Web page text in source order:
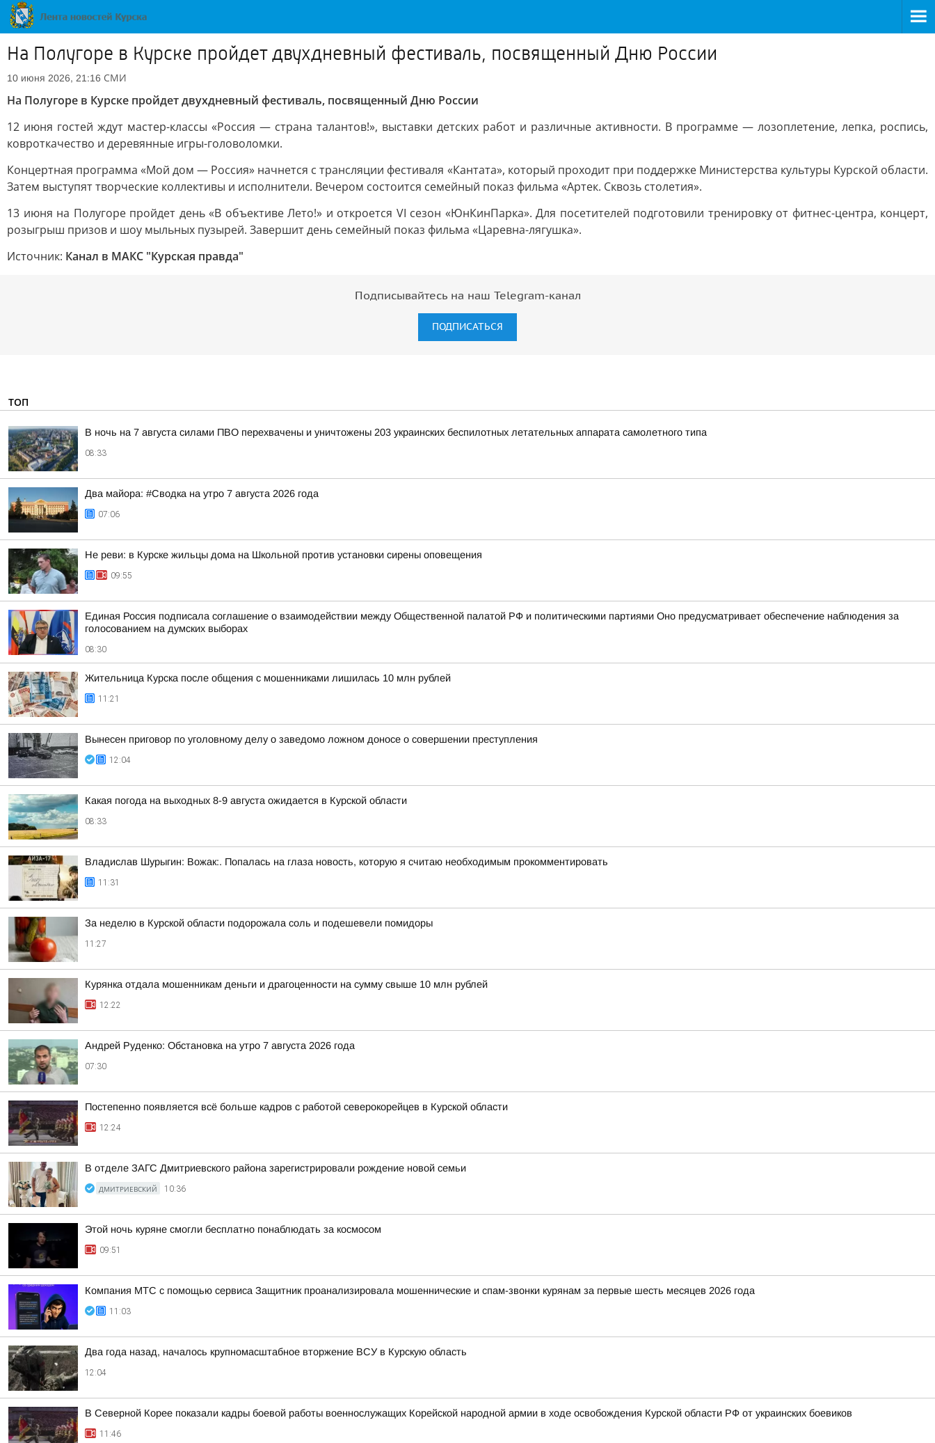
На Полугоре в Курске пройдет двухдневный фестиваль, посвященный Дню России
10 июня 2026, 21:16 СМИ
На Полугоре в Курске пройдет двухдневный фестиваль, посвященный Дню России
12 июня гостей ждут мастер-классы «Россия — страна талантов!», выставки детских работ и различные активности. В программе — лозоплетение, лепка, роспись,
ковроткачество и деревянные игры-головоломки.
Концертная программа «Мой дом — Россия» начнется с трансляции фестиваля «Кантата», который проходит при поддержке Министерства культуры Курской области.
Затем выступят творческие коллективы и исполнители. Вечером состоится семейный показ фильма «Артек. Сквозь столетия».
13 июня на Полугоре пройдет день «В объективе Лето!» и откроется VI сезон «ЮнКинПарка». Для посетителей подготовили тренировку от фитнес-центра, концерт,
розыгрыш призов и шоу мыльных пузырей. Завершит день семейный показ фильма «Царевна-лягушка».
Источник: Канал в МАКС "Курская правда"
Подписывайтесь на наш Telegram-канал
ПОДПИСАТЬСЯ
ТОП
В ночь на 7 августа силами ПВО перехвачены и уничтожены 203 украинских беспилотных летательных аппарата самолетного типа
08:33
Два майора: #Сводка на утро 7 августа 2026 года
07:06
Не реви: в Курске жильцы дома на Школьной против установки сирены оповещения
09:55
Единая Россия подписала соглашение о взаимодействии между Общественной палатой РФ и политическими партиями Оно предусматривает обеспечение наблюдения за
голосованием на думских выборах
08:30
Жительница Курска после общения с мошенниками лишилась 10 млн рублей
11:21
Вынесен приговор по уголовному делу о заведомо ложном доносе о совершении преступления
12:04
Какая погода на выходных 8-9 августа ожидается в Курской области
08:33
Владислав Шурыгин: Вожак:. Попалась на глаза новость, которую я считаю необходимым прокомментировать
11:31
За неделю в Курской области подорожала соль и подешевели помидоры
11:27
Курянка отдала мошенникам деньги и драгоценности на сумму свыше 10 млн рублей
12:22
Андрей Руденко: Обстановка на утро 7 августа 2026 года
07:30
Постепенно появляется всё больше кадров с работой северокорейцев в Курской области
12:24
В отделе ЗАГС Дмитриевского района зарегистрировали рождение новой семьи
ДМИТРИЕВСКИЙ 10:36
Этой ночь куряне смогли бесплатно понаблюдать за космосом
09:51
Компания МТС с помощью сервиса Защитник проанализировала мошеннические и спам-звонки курянам за первые шесть месяцев 2026 года
11:03
Два года назад, началось крупномасштабное вторжение ВСУ в Курскую область
12:04
В Северной Корее показали кадры боевой работы военнослужащих Корейской народной армии в ходе освобождения Курской области РФ от украинских боевиков
11:46